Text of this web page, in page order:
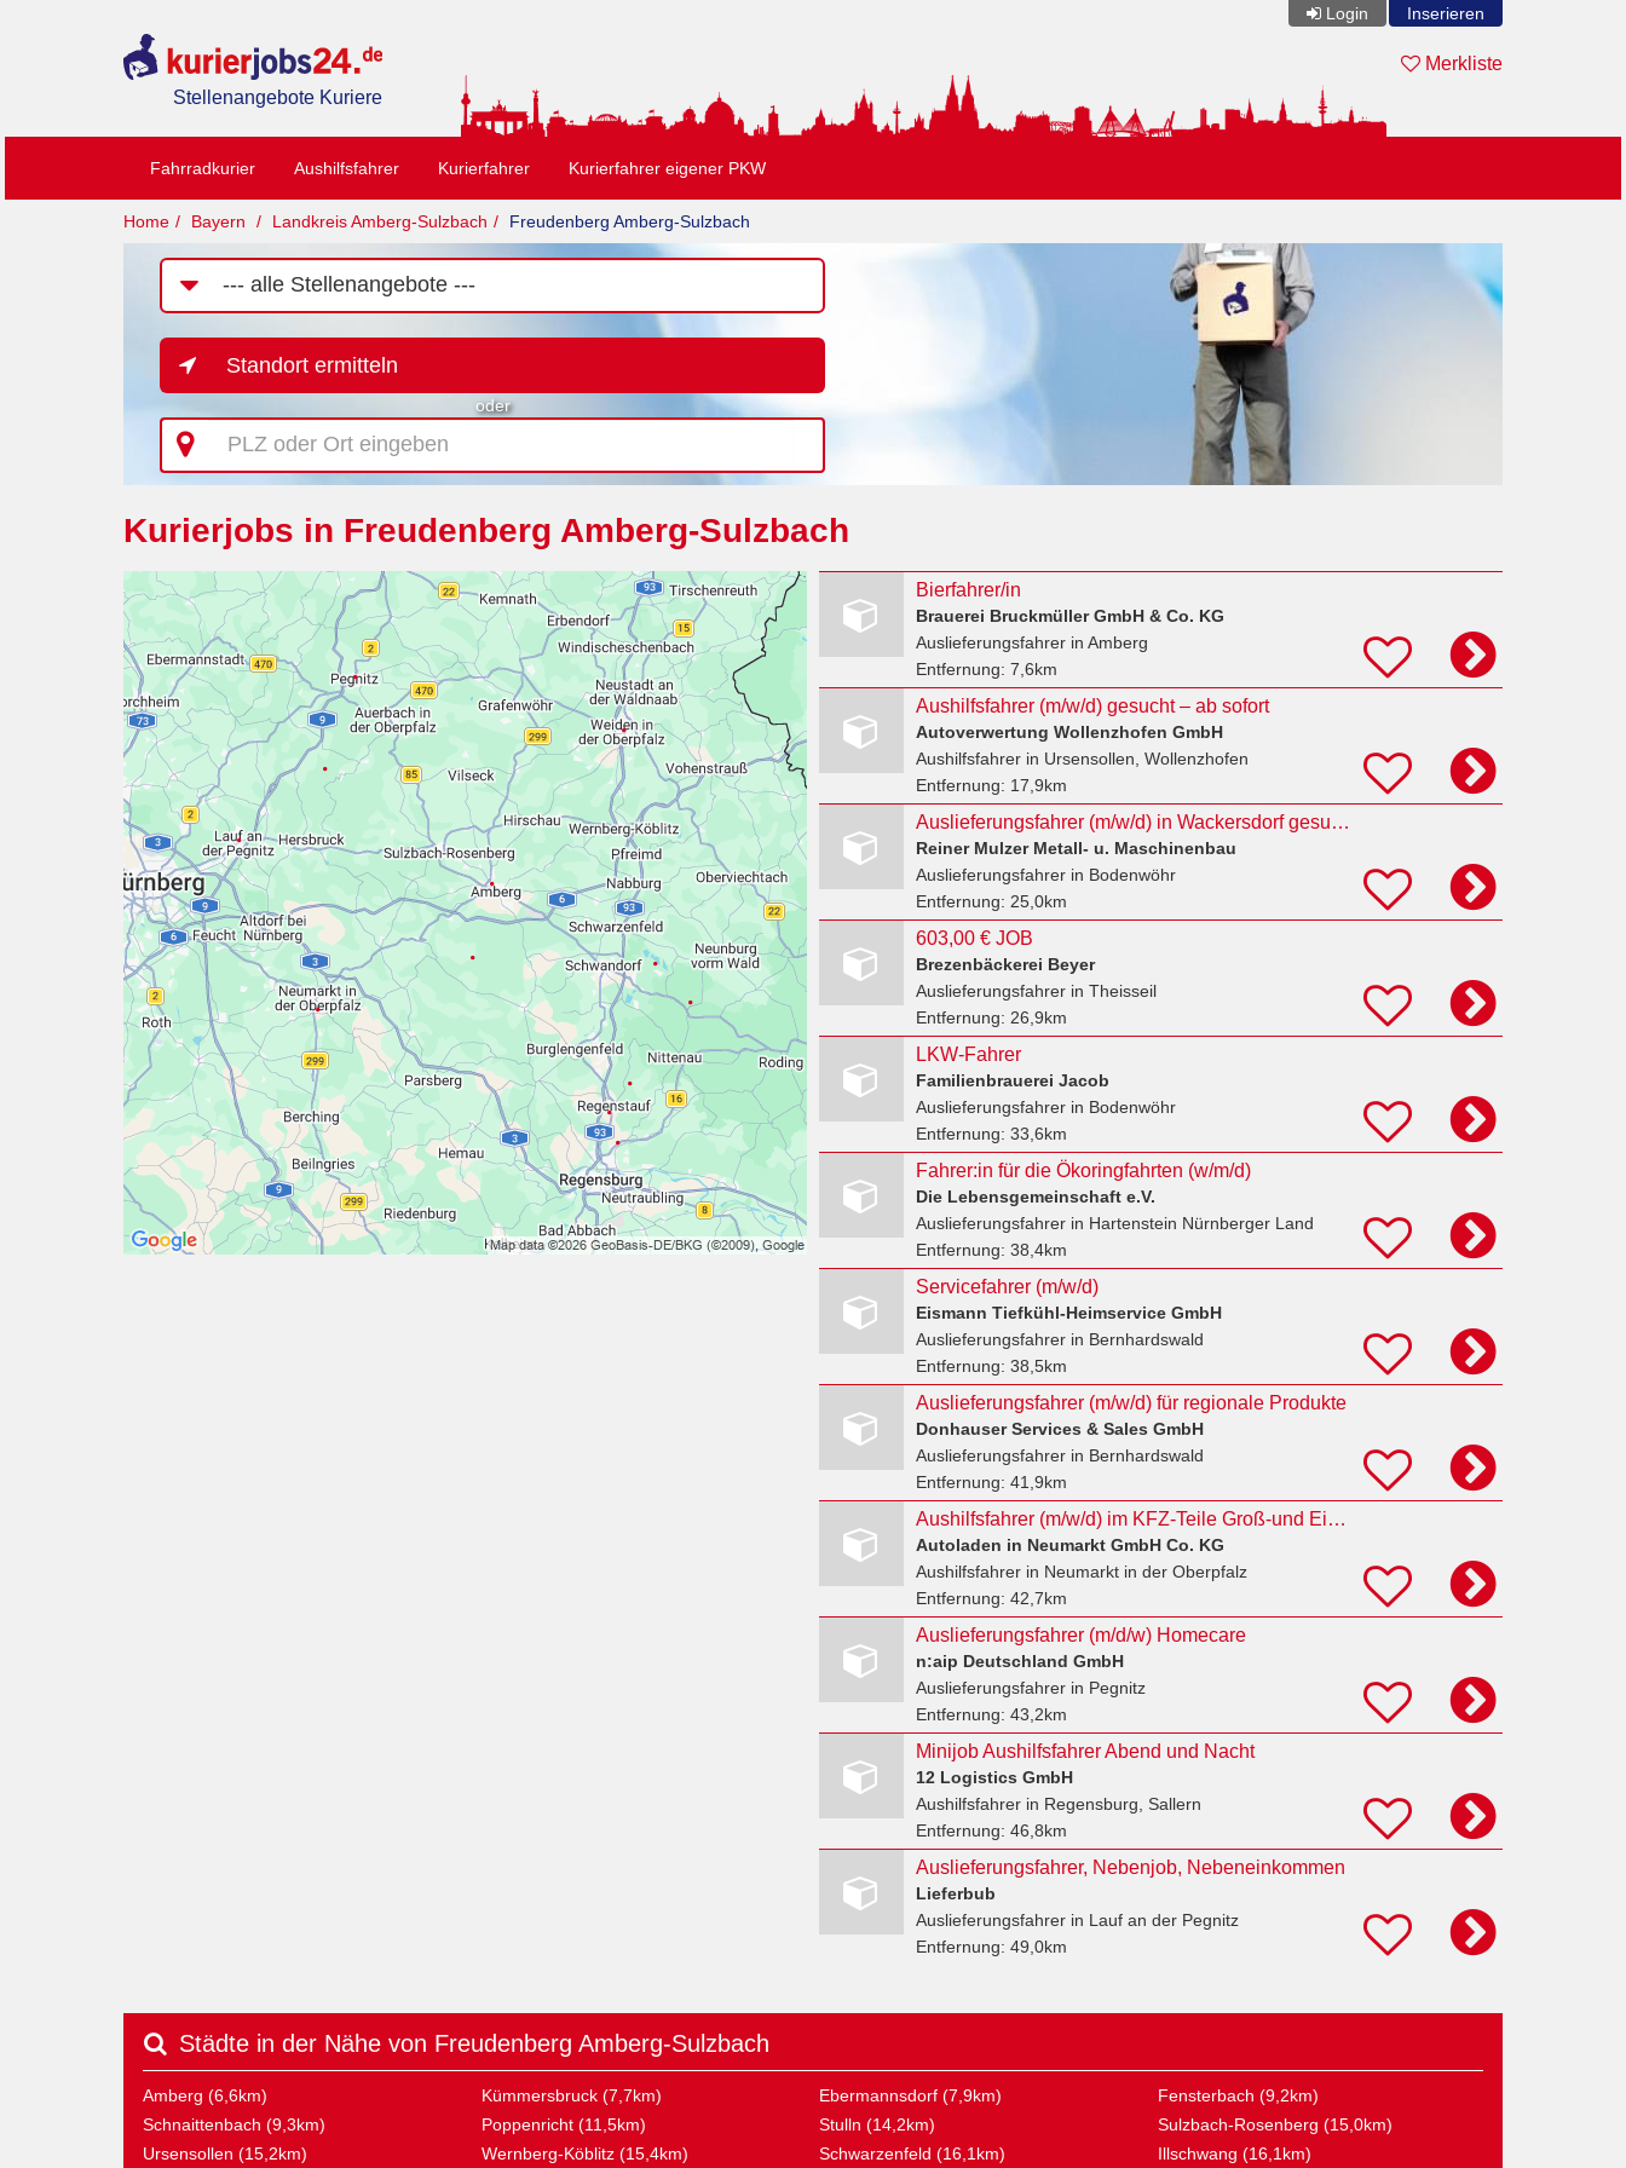
Login Inserieren
Stellenangebote Kuriere
Merkliste
Fahrradkurier Aushilfsfahrer Kurierfahrer Kurierfahrer eigener PKW
Home Bayern Landkreis Amberg-Sulzbach Freudenberg Amberg-Sulzbach
Job-
Kategorie
Standort ermitteln
oder
PLZ
oder
Ort
Kurierjobs in Freudenberg Amberg-Sulzbach
Bierfahrer/in
Brauerei Bruckmüller GmbH & Co. KG
Auslieferungsfahrerin Amberg
Entfernung: 7,6km
Aushilfsfahrer (m/w/d) gesucht – ab sofort
Autoverwertung Wollenzhofen GmbH
Aushilfsfahrerin Ursensollen, Wollenzhofen
Entfernung: 17,9km
Auslieferungsfahrer (m/w/d) in Wackersdorf gesucht
Reiner Mulzer Metall- u. Maschinenbau
Auslieferungsfahrerin Bodenwöhr
Entfernung: 25,0km
603,00 € JOB
Brezenbäckerei Beyer
Auslieferungsfahrerin Theisseil
Entfernung: 26,9km
LKW-Fahrer
Familienbrauerei Jacob
Auslieferungsfahrerin Bodenwöhr
Entfernung: 33,6km
Fahrer:in für die Ökoringfahrten (w/m/d)
Die Lebensgemeinschaft e.V.
Auslieferungsfahrerin Hartenstein Nürnberger Land
Entfernung: 38,4km
Servicefahrer (m/w/d)
Eismann Tiefkühl-Heimservice GmbH
Auslieferungsfahrerin Bernhardswald
Entfernung: 38,5km
Auslieferungsfahrer (m/w/d) für regionale Produkte
Donhauser Services & Sales GmbH
Auslieferungsfahrerin Bernhardswald
Entfernung: 41,9km
Aushilfsfahrer (m/w/d) im KFZ-Teile Groß-und Einzelhandel
Autoladen in Neumarkt GmbH Co. KG
Aushilfsfahrerin Neumarkt in der Oberpfalz
Entfernung: 42,7km
Auslieferungsfahrer (m/d/w) Homecare
n:aip Deutschland GmbH
Auslieferungsfahrerin Pegnitz
Entfernung: 43,2km
Minijob Aushilfsfahrer Abend und Nacht
12 Logistics GmbH
Aushilfsfahrerin Regensburg, Sallern
Entfernung: 46,8km
Auslieferungsfahrer, Nebenjob, Nebeneinkommen
Lieferbub
Auslieferungsfahrerin Lauf an der Pegnitz
Entfernung: 49,0km
Städte in der Nähe von Freudenberg Amberg-Sulzbach
Amberg (6,6km) Kümmersbruck (7,7km) Ebermannsdorf (7,9km)
Fensterbach (9,2km)
Schnaittenbach (9,3km)
Poppenricht (11,5km) Stulln (14,2km)
Sulzbach-Rosenberg (15,0km)
Ursensollen (15,2km)
Wernberg-Köblitz (15,4km) Schwarzenfeld (16,1km) Illschwang (16,1km)